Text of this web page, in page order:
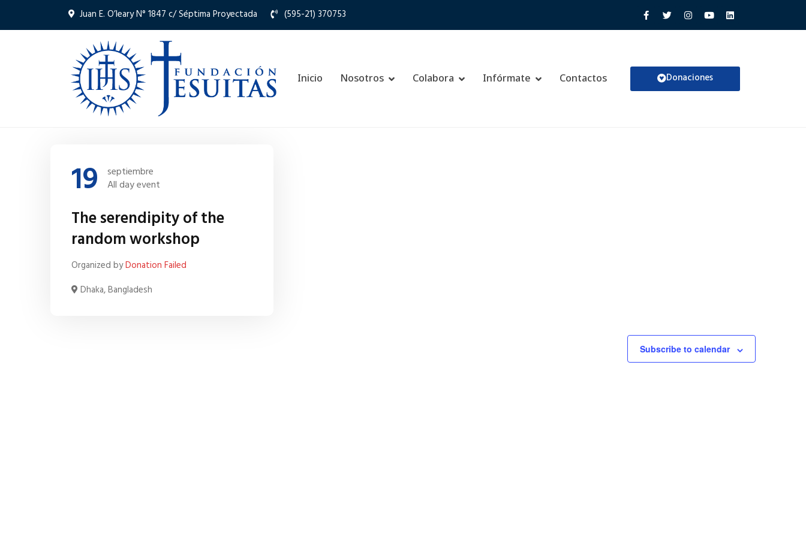
Juan E. O’leary N° 1847 c/ Séptima Proyectada (595-21) 370753
Inicio Nosotros Colabora Infórmate Contactos Donaciones
19
septiembre
All day event
The serendipity of the
random workshop
Organized byDonation Failed
Dhaka, Bangladesh
Subscribe to calendar